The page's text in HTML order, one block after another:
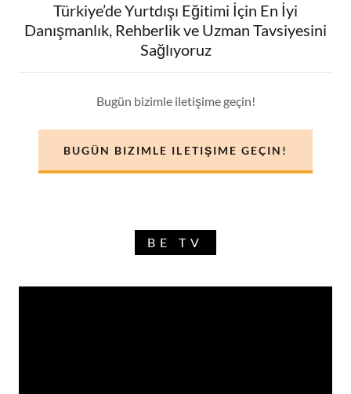
Türkiye’de Yurtdışı Eğitimi İçin En İyi
Danışmanlık, Rehberlik ve Uzman Tavsiyesini
Sağlıyoruz
Bugün bizimle iletişime geçin!
BUGÜN BIZIMLE ILETIŞIME GEÇIN!
BE TV